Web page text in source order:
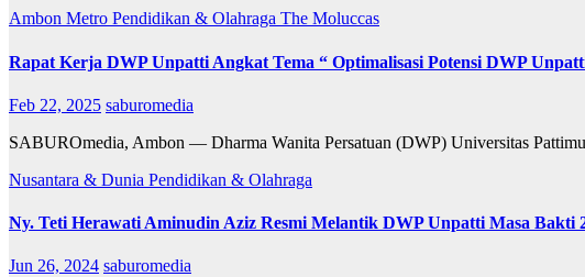
Ambon Metro Pendidikan & Olahraga The Moluccas
Rapat Kerja DWP Unpatti Angkat Tema “ Optimalisasi Potensi DWP
Feb 22, 2025 saburomedia
SABUROmedia, Ambon — Dharma Wanita Persatuan (DWP) Universitas
Nusantara & Dunia Pendidikan & Olahraga
Ny. Teti Herawati Aminudin Aziz Resmi Melantik DWP Unpatti Masa Bakti
Jun 26, 2024 saburomedia